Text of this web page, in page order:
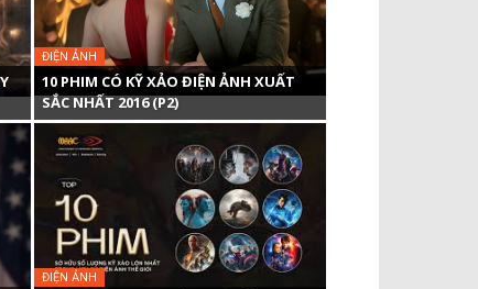
ĐIỆN ẢNH
10 PHIM CÓ KỸ XẢO ĐIỆN ẢNH XUẤT
SẮC NHẤT 2016 (P2)
ĐIỆN ẢNH